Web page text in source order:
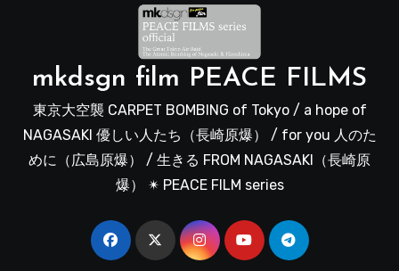
mkdsgn film PEACE FILMS
東京大空襲 CARPET BOMBING of Tokyo / a hope of
NAGASAKI 優しい人たち（長崎原爆） / for you 人のた
めに（広島原爆） / 生きる FROM NAGASAKI（長崎原
爆） ✴︎ PEACE FILM series